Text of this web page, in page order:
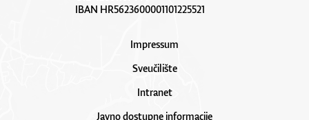
IBAN HR5623600001101225521
Impressum
Sveučilište
Intranet
Javno dostupne informacije